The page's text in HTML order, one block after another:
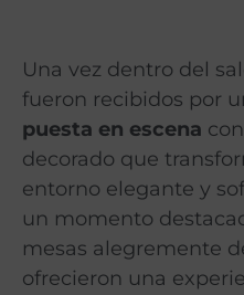
Una vez dentro del
fueron recibidos por
puesta en escena
decorado que
entorno elegante y
un momento
mesas alegremente
ofrecieron una